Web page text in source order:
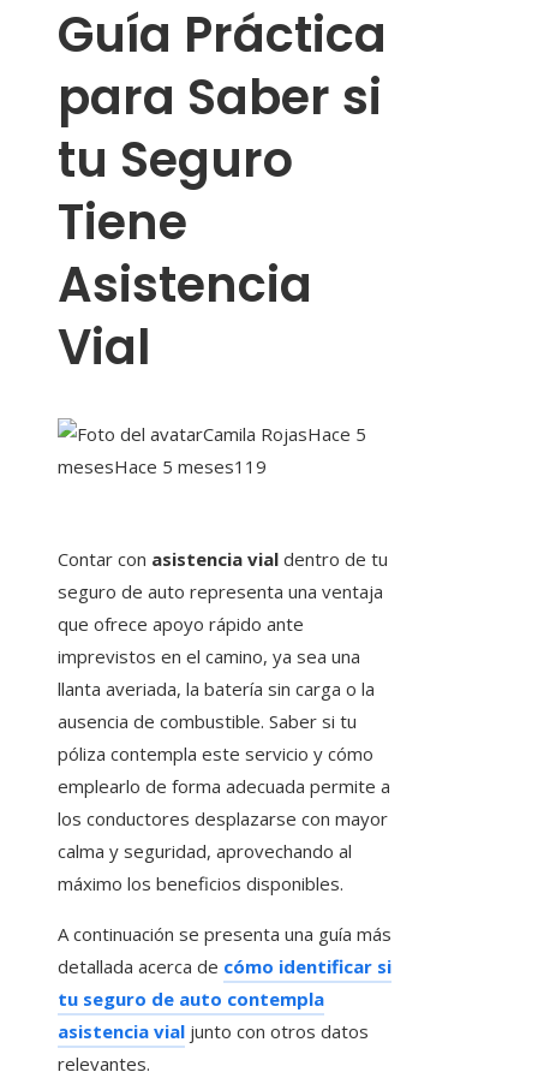
Guía Práctica
para Saber si
tu Seguro
Tiene
Asistencia
Vial
Camila RojasHace 5
mesesHace 5 meses119
Contar con asistencia vial dentro de tu
seguro de auto representa una ventaja
que ofrece apoyo rápido ante
imprevistos en el camino, ya sea una
llanta averiada, la batería sin carga o la
ausencia de combustible. Saber si tu
póliza contempla este servicio y cómo
emplearlo de forma adecuada permite a
los conductores desplazarse con mayor
calma y seguridad, aprovechando al
máximo los beneficios disponibles.
A continuación se presenta una guía más
detallada acerca de cómo identificar si
tu seguro de auto contempla
asistencia vial junto con otros datos
relevantes.